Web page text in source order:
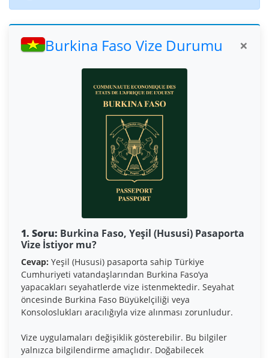
Burkina Faso Vize Durumu ×
1. Soru: Burkina Faso, Yeşil (Hususi) Pasaporta
Vize İstiyor mu?
Cevap: Yeşil (Hususi) pasaporta sahip Türkiye
Cumhuriyeti vatandaşlarından Burkina Faso’ya
yapacakları seyahatlerde vize istenmektedir. Seyahat
öncesinde Burkina Faso Büyükelçiliği veya
Konsoloslukları aracılığıyla vize alınması zorunludur.
Vize uygulamaları değişiklik gösterebilir. Bu bilgiler
yalnızca bilgilendirme amaçlıdır. Doğabilecek